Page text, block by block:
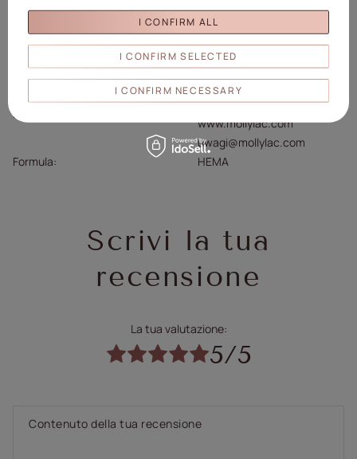
Marchio
Unghie Molly
Molly Nails Luxury Glam
Effetto
Brillantini
responsabile/produttore
Molly Lac Michał Szewczyk
ul. Piotrkowska 270 90-361
Łódź, Polonia
www.mollylac.com
uwagi@mollylac.com
Formula
HEMA
Scrivi la tua
recensione
La tua valutazione:
5/5
Contenuto della tua recensione
I CONFIRM SELECTED
I CONFIRM NECESSARY
I CONFIRM ALL